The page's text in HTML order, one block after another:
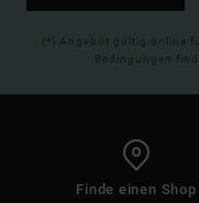
(*) Angebot gültig online
Bedingungen
Finde einen Shop